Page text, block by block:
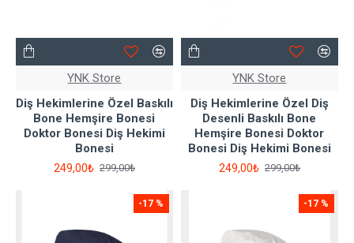
YNK Store
Diş Hekimlerine Özel Baskılı
Bone Hemşire Bonesi
Doktor Bonesi Diş Hekimi
Bonesi
249,00₺ 299,00₺
YNK Store
Diş Hekimlerine Özel Diş
Desenli Baskılı Bone
Hemşire Bonesi Doktor
Bonesi Diş Hekimi Bonesi
249,00₺ 299,00₺
-17 % -17 %